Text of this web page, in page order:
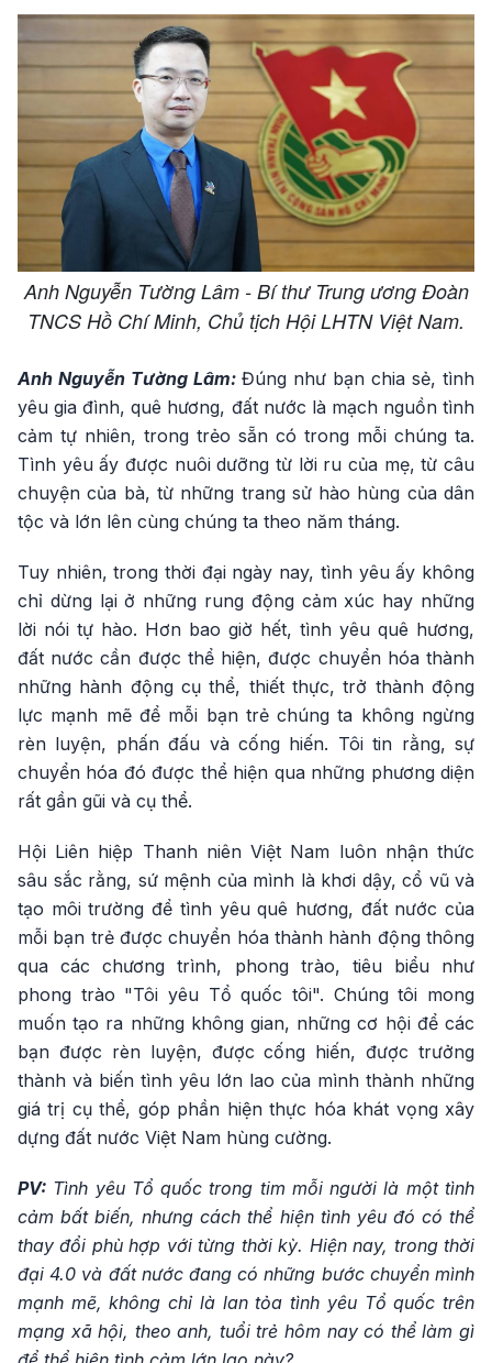
Anh Nguyễn Tường Lâm - Bí thư Trung ương Đoàn
TNCS Hồ Chí Minh, Chủ tịch Hội LHTN Việt Nam.
Anh Nguyễn Tường Lâm: Đúng như bạn chia sẻ, tình
yêu gia đình, quê hương, đất nước là mạch nguồn tình
cảm tự nhiên, trong trẻo sẵn có trong mỗi chúng ta.
Tình yêu ấy được nuôi dưỡng từ lời ru của mẹ, từ câu
chuyện của bà, từ những trang sử hào hùng của dân
tộc và lớn lên cùng chúng ta theo năm tháng.
Tuy nhiên, trong thời đại ngày nay, tình yêu ấy không
chỉ dừng lại ở những rung động cảm xúc hay những
lời nói tự hào. Hơn bao giờ hết, tình yêu quê hương,
đất nước cần được thể hiện, được chuyển hóa thành
những hành động cụ thể, thiết thực, trở thành động
lực mạnh mẽ để mỗi bạn trẻ chúng ta không ngừng
rèn luyện, phấn đấu và cống hiến. Tôi tin rằng, sự
chuyển hóa đó được thể hiện qua những phương diện
rất gần gũi và cụ thể.
Hội Liên hiệp Thanh niên Việt Nam luôn nhận thức
sâu sắc rằng, sứ mệnh của mình là khơi dậy, cổ vũ và
tạo môi trường để tình yêu quê hương, đất nước của
mỗi bạn trẻ được chuyển hóa thành hành động thông
qua các chương trình, phong trào, tiêu biểu như
phong trào "Tôi yêu Tổ quốc tôi". Chúng tôi mong
muốn tạo ra những không gian, những cơ hội để các
bạn được rèn luyện, được cống hiến, được trưởng
thành và biến tình yêu lớn lao của mình thành những
giá trị cụ thể, góp phần hiện thực hóa khát vọng xây
dựng đất nước Việt Nam hùng cường.
PV: Tình yêu Tổ quốc trong tim mỗi người là một tình
cảm bất biến, nhưng cách thể hiện tình yêu đó có thể
thay đổi phù hợp với từng thời kỳ. Hiện nay, trong thời
đại 4.0 và đất nước đang có những bước chuyển mình
mạnh mẽ, không chỉ là lan tỏa tình yêu Tổ quốc trên
mạng xã hội, theo anh, tuổi trẻ hôm nay có thể làm gì